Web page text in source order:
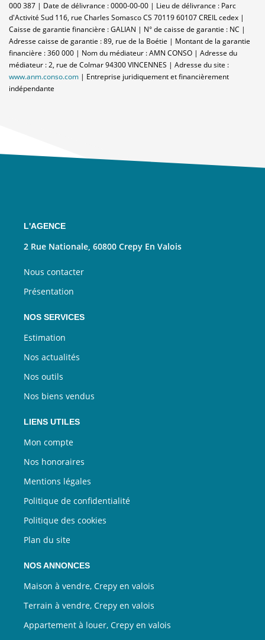
000 387 | Date de délivrance : 0000-00-00 | Lieu de délivrance : Parc
d'Activité Sud 116, rue Charles Somasco CS 70119 60107 CREIL cedex |
Caisse de garantie financière : GALIAN | N° de caisse de garantie : NC |
Adresse caisse de garantie : 89, rue de la Boétie | Montant de la garantie
financière : 360 000 | Nom du médiateur : AMN CONSO | Adresse du
médiateur : 2, rue de Colmar 94300 VINCENNES | Adresse du site :
www.anm.conso.com | Entreprise juridiquement et financièrement
indépendante
L'AGENCE
2 Rue Nationale, 60800 Crepy En Valois
Nous contacter
Présentation
NOS SERVICES
Estimation
Nos actualités
Nos outils
Nos biens vendus
LIENS UTILES
Mon compte
Nos honoraires
Mentions légales
Politique de confidentialité
Politique des cookies
Plan du site
NOS ANNONCES
Maison à vendre, Crepy en valois
Terrain à vendre, Crepy en valois
Appartement à louer, Crepy en valois